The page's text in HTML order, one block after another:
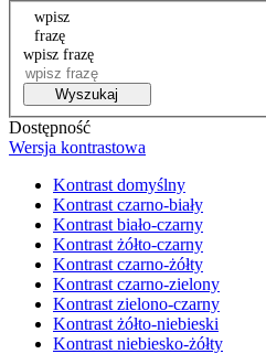
wpisz
frazę
wpisz frazę
Wyszukaj
Dostępność
Wersja kontrastowa
Kontrast domyślny
Kontrast czarno-biały
Kontrast biało-czarny
Kontrast żółto-czarny
Kontrast czarno-żółty
Kontrast czarno-zielony
Kontrast zielono-czarny
Kontrast żółto-niebieski
Kontrast niebiesko-żółty